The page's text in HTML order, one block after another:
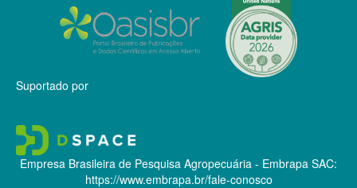
Suportado por
Empresa Brasileira de Pesquisa Agropecuária - Embrapa SAC:
https://www.embrapa.br/fale-conosco